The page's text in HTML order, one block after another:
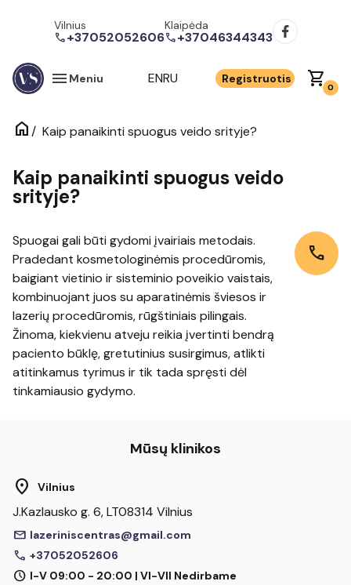
Vilnius
call+37052052606
Klaipėda
call+37046344343
menu Meniu ENRU Registruotis shopping_cart0
home/ Kaip panaikinti spuogus veido srityje?
Kaip panaikinti spuogus veido
srityje?
Spuogai gali būti gydomi įvairiais metodais.
Pradedant kosmetologinėmis procedūromis,
baigiant vietinio ir sisteminio poveikio vaistais,
kombinuojant juos su aparatinėmis šviesos ir
lazerių procedūromis, rūgštiniais pilingais.
Žinoma, kiekvienu atveju reikia įvertinti bendrą
paciento būklę, gretutinius susirgimus, atlikti
atitinkamus tyrimus ir tik tada spręsti dėl
tinkamiausio gydymo.
call
Mūsų klinikos
location_on Vilnius
J.Kazlausko g. 6, LT08314 Vilnius
mail lazeriniscentras@gmail.com
call +37052052606
schedule I-V 09:00 - 20:00 | VI-VII Nedirbame